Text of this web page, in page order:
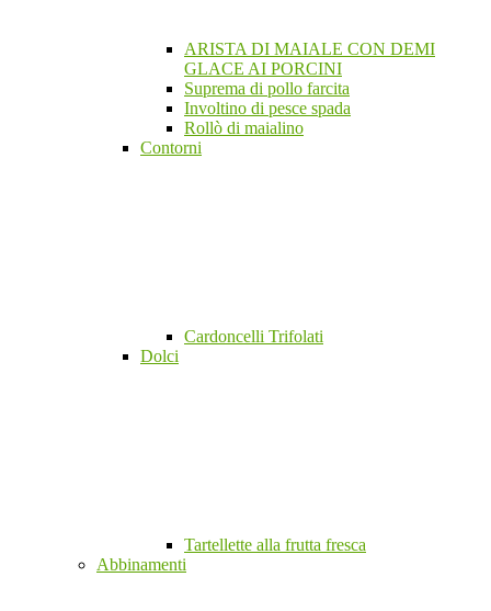
ARISTA DI MAIALE CON DEMI
GLACE AI PORCINI
Suprema di pollo farcita
Involtino di pesce spada
Rollò di maialino
Contorni
Cardoncelli Trifolati
Dolci
Tartellette alla frutta fresca
Abbinamenti